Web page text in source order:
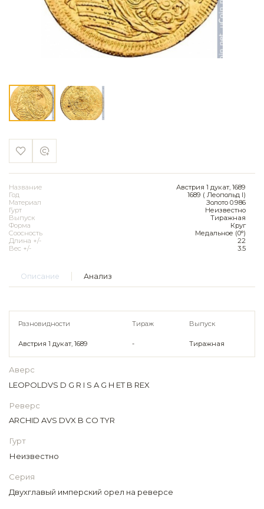
Название
Австрия 1 дукат, 1689
Год
1689 ( Леопольд I)
Материал
Золото 0.986
Гурт
Неизвестно
Выпуск
Тиражная
Форма
Круг
Соосность
Медальное (0°)
Длина +/-
22
Вес +/-
3.5
Описание Анализ
Разновидности Тираж Выпуск
Австрия 1 дукат, 1689 - Тиражная
Аверс
LEOPOLDVS D G R I S A G H ET B REX
Реверс
ARCHID AVS DVX B CO TYR
Гурт
Неизвестно
Серия
Двухглавый имперский орел на реверсе